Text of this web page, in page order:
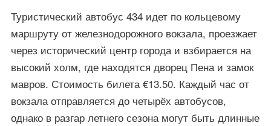
Туристический автобус 434 идет по кольцевому
маршруту от железнодорожного вокзала, проезжает
через исторический центр города и взбирается на
высокий холм, где находятся дворец Пена и замок
мавров. Стоимость билета €13.50. Каждый час от
вокзала отправляется до четырёх автобусов,
однако в разгар летнего сезона могут быть длинные